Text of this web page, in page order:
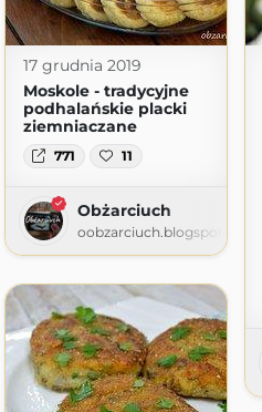
17 grudnia 2019
Moskole - tradycyjne
podhalańskie placki
ziemniaczane
771 11
Obżarciuch
oobzarciuch.blogspot.com